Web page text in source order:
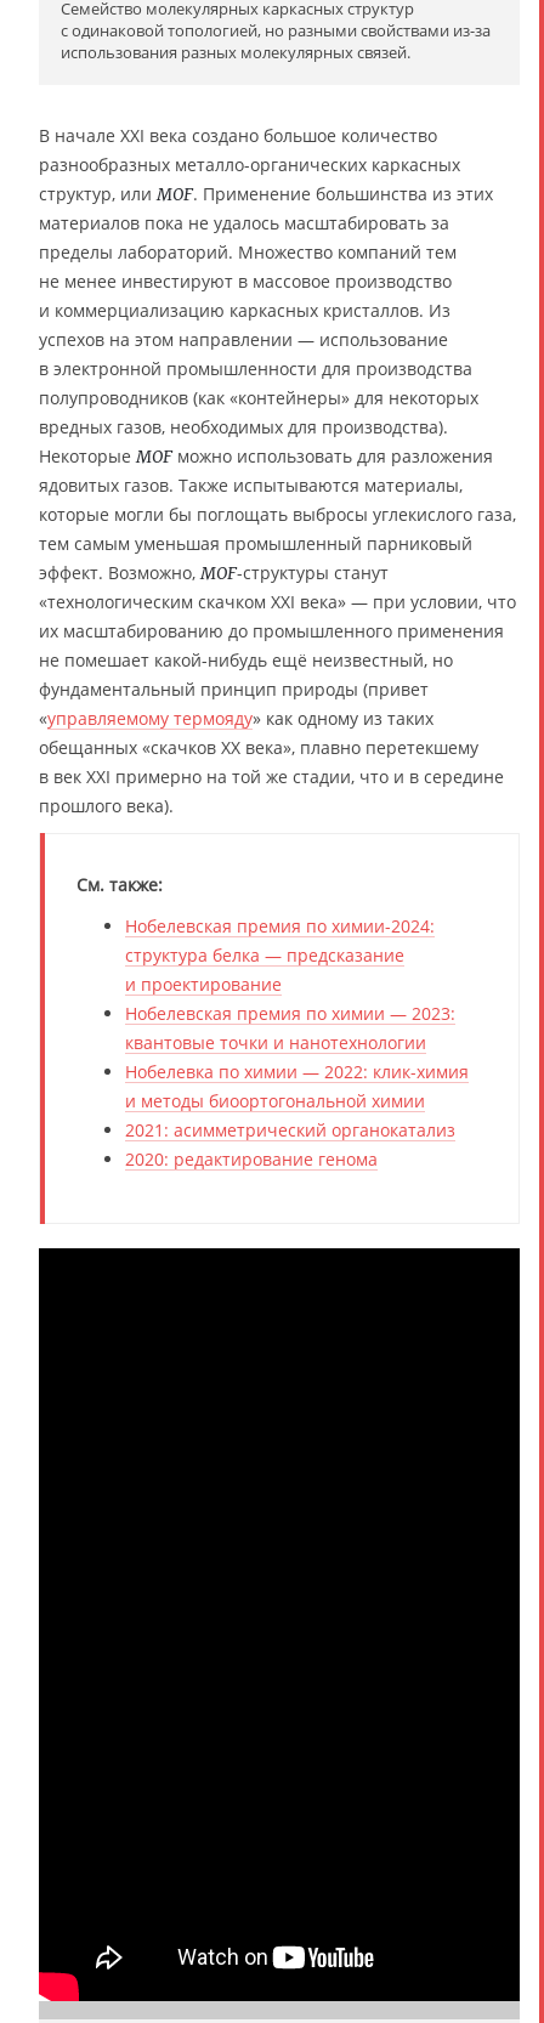
Семейство молекулярных каркасных структур
с одинаковой топологией, но разными свойствами из-за
использования разных молекулярных связей.
В начале XXI века создано большое количество
разнообразных металло-органических каркасных
структур, илиMOF. Применение большинства из этих
материалов пока не удалось масштабировать за
пределы лабораторий. Множество компаний тем
не менее инвестируют в массовое производство
и коммерциализацию каркасных кристаллов. Из
успехов на этом направлении — использование
в электронной промышленности для производства
полупроводников (как «контейнеры» для некоторых
вредных газов, необходимых для производства).
НекоторыеMOFможно использовать для разложения
ядовитых газов. Также испытываются материалы,
которые могли бы поглощать выбросы углекислого газа,
тем самым уменьшая промышленный парниковый
эффект. Возможно,MOF-структуры станут
«технологическим скачком XXI века» — при условии, что
их масштабированию до промышленного применения
не помешает какой-нибудь ещё неизвестный, но
фундаментальный принцип природы (привет
«управляемому термояду» как одному из таких
обещанных «скачков XX века», плавно перетекшему
в век XXI примерно на той же стадии, что и в середине
прошлого века).
См. также:
Нобелевская премия по химии-2024:
структура белка — предсказание
и проектирование
Нобелевская премия по химии — 2023:
квантовые точки и нанотехнологии
Нобелевка по химии — 2022: клик-химия
и методы биоортогональной химии
2021: асимметрический органокатализ
2020: редактирование генома